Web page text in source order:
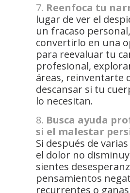
Reenfoca tu
lugar de ver el
un fracaso
convertirlo en una
para reevaluar tu
profesional,
áreas, reinventarte
descansar si tu
lo necesitan.
Busca ayuda
si el malestar
Si después de
el dolor no
sientes
pensamientos
recurrentes o